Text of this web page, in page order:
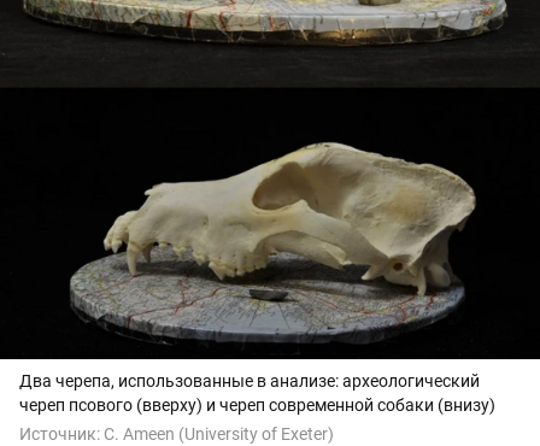
Два черепа, использованные в анализе: археологический
череп псового (вверху) и череп современной собаки (внизу)
Источник: C. Ameen (University of Exeter)